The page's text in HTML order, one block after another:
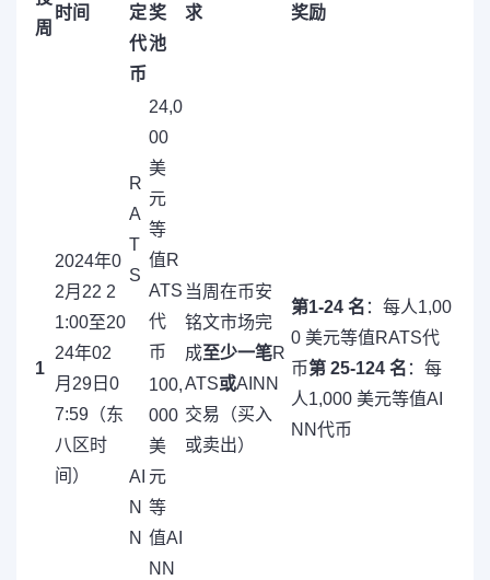
周
时间
定
代
币
奖
池
求
奖励
1
2024年0
2月22 2
1:00至20
24年02
月29日0
7:59（东
八区时
间）
R
A
T
S
24,0
00
美
元
等
值R
ATS
代
币
当周在币安
铭文市场完
成至少一笔R
ATS或AINN
交易（买入
或卖出）
第1-24 名 ：每人1,00
0 美元等值RATS代
币第 25-124 名 ：每
人1,000 美元等值AI
NN代币
AI
N
N
100,
000
美
元
等
值AI
NN